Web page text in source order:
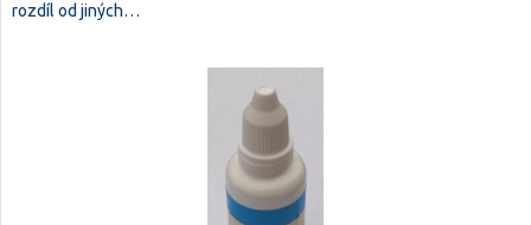
rozdíl od jiných…